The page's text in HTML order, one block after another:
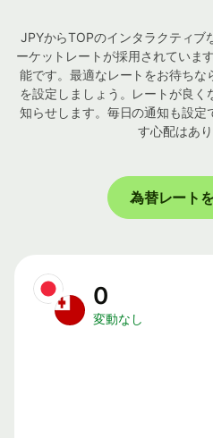
JPYからTOPのインタラクティブ
ーケットレートが採用されていま
能です。最適なレートをお待ちな
を設定しましょう。レートが良
知らせします。毎日の通知も設定
す心配はあり
為替レート
0
変動なし